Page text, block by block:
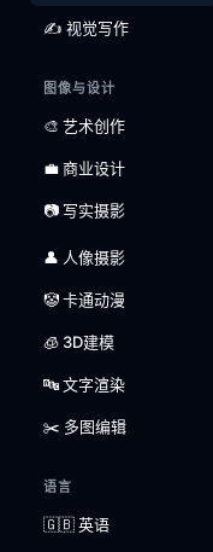
✍️ 视觉写作
图像与设计
🎨 艺术创作
💼 商业设计
📷 写实摄影
👤 人像摄影
🤡 卡通动漫
🧊 3D建模
🔤 文字渲染
✂️ 多图编辑
语言
🇬🇧 英语